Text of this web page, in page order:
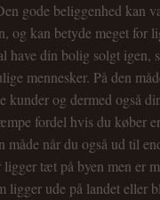
gode beliggenhed kan
og kan betyde meget for
have din bolig solgt igen,
mennesker. På den
kunder og dermed også
fordel hvis du køber
måde når du også ud til
tæt på byen men er
ligger ude på landet eller